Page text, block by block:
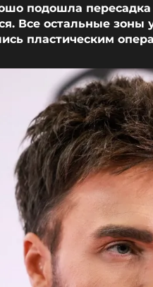
подошла пересадка
Все остальные
пластическим